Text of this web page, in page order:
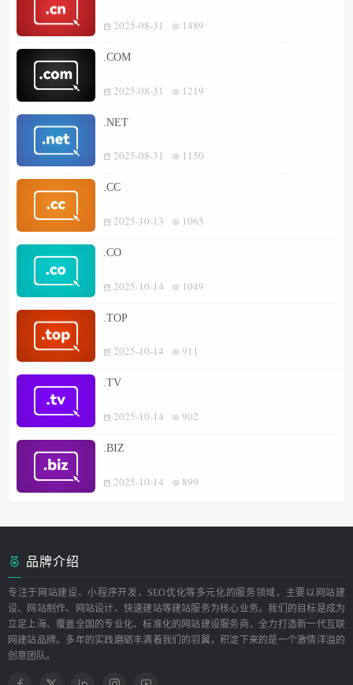
2025-08-31 1489
.COM
2025-08-31 1219
.NET
2025-08-31 1150
.CC
2025-10-13 1065
.CO
2025-10-14 1049
.TOP
2025-10-14 911
.TV
2025-10-14 902
.BIZ
2025-10-14 899
品牌介绍
专注于网站建设、小程序开发、SEO优化等多元化的服务领域，主要以网站建
设、网站制作、网站设计、快速建站等建站服务为核心业务。我们的目标是成为
立足上海、覆盖全国的专业化、标准化的网站建设服务商，全力打造新一代互联
网建站品牌。多年的实践磨砺丰满着我们的羽翼，积淀下来的是一个激情洋溢的
创意团队。